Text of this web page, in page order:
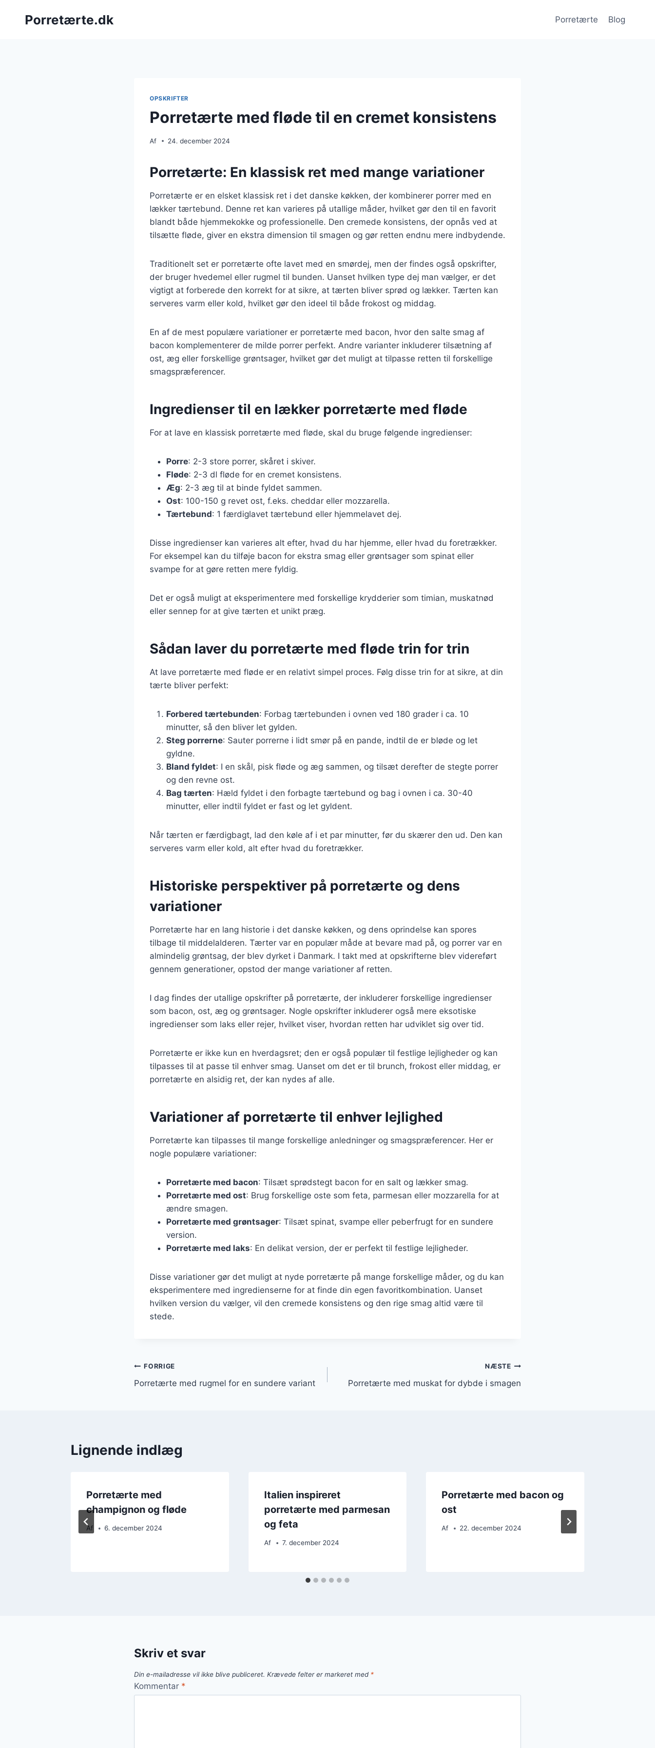
Porretærte.dk Porretærte Blog
OPSKRIFTER
Porretærte med fløde til en cremet konsistens
Af 24. december 2024
Porretærte: En klassisk ret med mange variationer
Porretærte er en elsket klassisk ret i det danske køkken, der kombinerer porrer med en
lækker tærtebund. Denne ret kan varieres på utallige måder, hvilket gør den til en favorit
blandt både hjemmekokke og professionelle. Den cremede konsistens, der opnås ved at
tilsætte fløde, giver en ekstra dimension til smagen og gør retten endnu mere indbydende.
Traditionelt set er porretærte ofte lavet med en smørdej, men der findes også opskrifter,
der bruger hvedemel eller rugmel til bunden. Uanset hvilken type dej man vælger, er det
vigtigt at forberede den korrekt for at sikre, at tærten bliver sprød og lækker. Tærten kan
serveres varm eller kold, hvilket gør den ideel til både frokost og middag.
En af de mest populære variationer er porretærte med bacon, hvor den salte smag af
bacon komplementerer de milde porrer perfekt. Andre varianter inkluderer tilsætning af
ost, æg eller forskellige grøntsager, hvilket gør det muligt at tilpasse retten til forskellige
smagspræferencer.
Ingredienser til en lækker porretærte med fløde
For at lave en klassisk porretærte med fløde, skal du bruge følgende ingredienser:
Porre: 2-3 store porrer, skåret i skiver.
Fløde: 2-3 dl fløde for en cremet konsistens.
Æg: 2-3 æg til at binde fyldet sammen.
Ost: 100-150 g revet ost, f.eks. cheddar eller mozzarella.
Tærtebund: 1 færdiglavet tærtebund eller hjemmelavet dej.
Disse ingredienser kan varieres alt efter, hvad du har hjemme, eller hvad du foretrækker.
For eksempel kan du tilføje bacon for ekstra smag eller grøntsager som spinat eller
svampe for at gøre retten mere fyldig.
Det er også muligt at eksperimentere med forskellige krydderier som timian, muskatnød
eller sennep for at give tærten et unikt præg.
Sådan laver du porretærte med fløde trin for trin
At lave porretærte med fløde er en relativt simpel proces. Følg disse trin for at sikre, at din
tærte bliver perfekt:
Forbered tærtebunden: Forbag tærtebunden i ovnen ved 180 grader i ca. 10
minutter, så den bliver let gylden.
Steg porrerne: Sauter porrerne i lidt smør på en pande, indtil de er bløde og let
gyldne.
Bland fyldet: I en skål, pisk fløde og æg sammen, og tilsæt derefter de stegte porrer
og den revne ost.
Bag tærten: Hæld fyldet i den forbagte tærtebund og bag i ovnen i ca. 30-40
minutter, eller indtil fyldet er fast og let gyldent.
Når tærten er færdigbagt, lad den køle af i et par minutter, før du skærer den ud. Den kan
serveres varm eller kold, alt efter hvad du foretrækker.
Historiske perspektiver på porretærte og dens
variationer
Porretærte har en lang historie i det danske køkken, og dens oprindelse kan spores
tilbage til middelalderen. Tærter var en populær måde at bevare mad på, og porrer var en
almindelig grøntsag, der blev dyrket i Danmark. I takt med at opskrifterne blev videreført
gennem generationer, opstod der mange variationer af retten.
I dag findes der utallige opskrifter på porretærte, der inkluderer forskellige ingredienser
som bacon, ost, æg og grøntsager. Nogle opskrifter inkluderer også mere eksotiske
ingredienser som laks eller rejer, hvilket viser, hvordan retten har udviklet sig over tid.
Porretærte er ikke kun en hverdagsret; den er også populær til festlige lejligheder og kan
tilpasses til at passe til enhver smag. Uanset om det er til brunch, frokost eller middag, er
porretærte en alsidig ret, der kan nydes af alle.
Variationer af porretærte til enhver lejlighed
Porretærte kan tilpasses til mange forskellige anledninger og smagspræferencer. Her er
nogle populære variationer:
Porretærte med bacon: Tilsæt sprødstegt bacon for en salt og lækker smag.
Porretærte med ost: Brug forskellige oste som feta, parmesan eller mozzarella for at
ændre smagen.
Porretærte med grøntsager: Tilsæt spinat, svampe eller peberfrugt for en sundere
version.
Porretærte med laks: En delikat version, der er perfekt til festlige lejligheder.
Disse variationer gør det muligt at nyde porretærte på mange forskellige måder, og du kan
eksperimentere med ingredienserne for at finde din egen favoritkombination. Uanset
hvilken version du vælger, vil den cremede konsistens og den rige smag altid være til
stede.
Indlægsnavigation
FORRIGE
Porretærte med rugmel for en sundere variant
NÆSTE
Porretærte med muskat for dybde i smagen
Lignende indlæg
Porretærte med
champignon og fløde
Af 6. december 2024
Italien inspireret
porretærte med parmesan
og feta
Af 7. december 2024
Porretærte med bacon og
ost
Af 22. december 2024
Skriv et svar
Din e-mailadresse vil ikke blive publiceret. Krævede felter er markeret med *
Kommentar *